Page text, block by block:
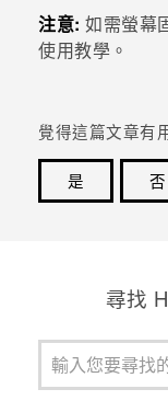
登入
注意: 如需螢幕
使用教學。
覺得這篇文章有
是
否
尋找